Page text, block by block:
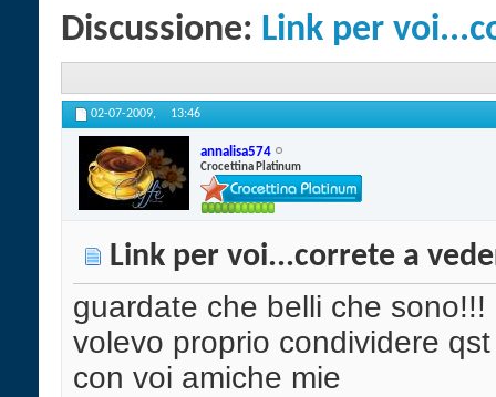
Discussione: Link per
02-07-2009, 13:46
annalisa574
Crocettina Platinum
Link per voi...correte a
guardate che belli che sono!!!
volevo proprio condividere
con voi amiche mie